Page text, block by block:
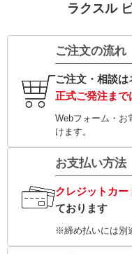
ラクスル
ご注文の流れ
ご注文・相談は
正式ご発注まで
Webフォーム・お
けます。
お支払い方法
クレジットカ
ております
※締め払いには別